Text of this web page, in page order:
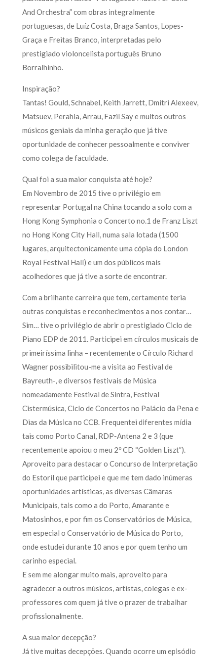
And Orchestra” com obras integralmente
portuguesas, de Luíz Costa, Braga Santos, Lopes-
Graça e Freitas Branco, interpretadas pelo
prestigiado violoncelista português Bruno
Borralhinho.
Inspiração?
Tantas! Gould, Schnabel, Keith Jarrett, Dmitri Alexeev,
Matsuev, Perahia, Arrau, Fazil Say e muitos outros
músicos geniais da minha geração que já tive
oportunidade de conhecer pessoalmente e conviver
como colega de faculdade.
Qual foi a sua maior conquista até hoje?
Em Novembro de 2015 tive o privilégio em
representar Portugal na China tocando a solo com a
Hong Kong Symphonia o Concerto no.1 de Franz Liszt
no Hong Kong City Hall, numa sala lotada (1500
lugares, arquitectonicamente uma cópia do London
Royal Festival Hall) e um dos públicos mais
acolhedores que já tive a sorte de encontrar.
Com a brilhante carreira que tem, certamente teria
outras conquistas e reconhecimentos a nos contar…
Sim… tive o privilégio de abrir o prestigiado Ciclo de
Piano EDP de 2011. Participei em círculos musicais de
primeiríssima linha – recentemente o Círculo Richard
Wagner possibilitou-me a visita ao Festival de
Bayreuth-, e diversos festivais de Música
nomeadamente Festival de Sintra, Festival
Cistermúsica, Ciclo de Concertos no Palácio da Pena e
Dias da Música no CCB. Frequentei diferentes mídia
tais como Porto Canal, RDP-Antena 2 e 3 (que
recentemente apoiou o meu 2º CD “Golden Liszt”).
Aproveito para destacar o Concurso de Interpretação
do Estoril que participei e que me tem dado inúmeras
oportunidades artísticas, as diversas Câmaras
Municipais, tais como a do Porto, Amarante e
Matosinhos, e por fim os Conservatórios de Música,
em especial o Conservatório de Música do Porto,
onde estudei durante 10 anos e por quem tenho um
carinho especial.
E sem me alongar muito mais, aproveito para
agradecer a outros músicos, artistas, colegas e ex-
professores com quem já tive o prazer de trabalhar
profissionalmente.
A sua maior decepção?
Já tive muitas decepções. Quando ocorre um episódio